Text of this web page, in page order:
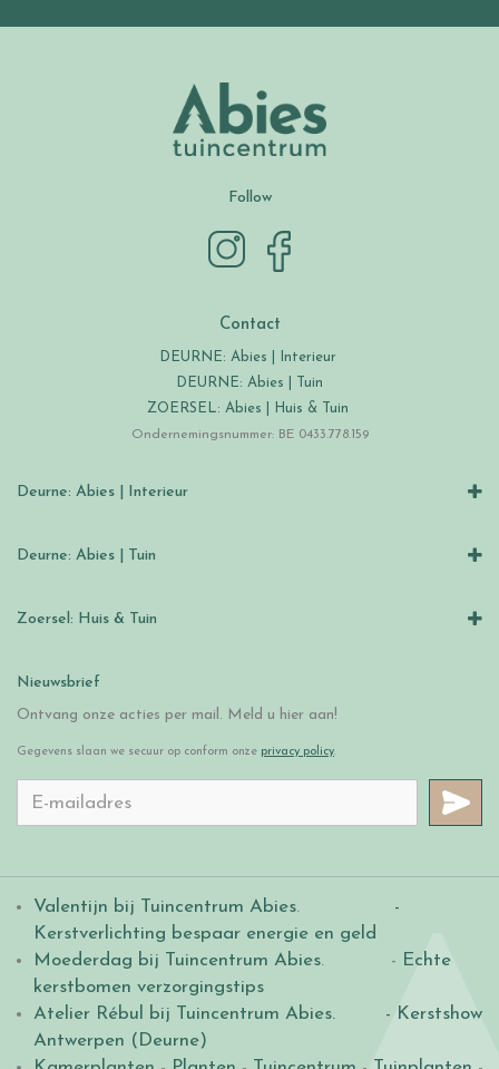
Follow
Contact
DEURNE: Abies | Interieur
DEURNE: Abies | Tuin
ZOERSEL: Abies | Huis & Tuin
Ondernemingsnummer: BE 0433.778.159
Deurne: Abies | Interieur
Deurne: Abies | Tuin
Zoersel: Huis & Tuin
Nieuwsbrief
Ontvang onze acties per mail. Meld u hier aan!
Gegevens slaan we secuur op conform onze privacy policy.
Valentijn bij Tuincentrum Abies.
-
Kerstverlichting bespaar energie en geld
Moederdag bij Tuincentrum Abies. - Echte
kerstbomen verzorgingstips
Atelier Rébul bij Tuincentrum Abies.
- Kerstshow
Antwerpen (Deurne)